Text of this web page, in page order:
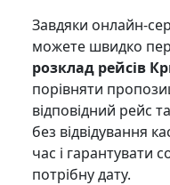
Завдяки онлайн-
можете швидко
розклад рейсів
порівняти
відповідний рейс
без відвідування
час і гарантувати
потрібну дату.